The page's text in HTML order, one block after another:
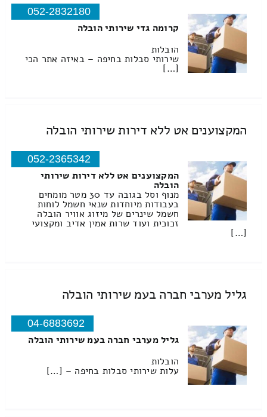
052-2832180
קרומה גדי שירותי הובלה
הובלות
שירותי סבלות בחיפה – באיזה אתר הכי
[…]
המקצוענים אט ללא דירות שירותי הובלה
052-2365342
המקצוענים אט ללא דירות שירותי
הובלה
מנוף וסל בגובה עד 30 מטר מומחים
בעבודות מיוחדות שנאי חשמל לוחות
חשמל שינרים של מיזוג אוויר הובלה
זכוכית ועוד שרות אמין אדיב ומקצועי
[…]
גליל מערבי חברה בעמ שירותי הובלה
04-6883692
גליל מערבי חברה בעמ שירותי הובלה
הובלות
עלות שירותי סבלות בחיפה – […]